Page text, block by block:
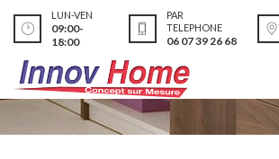
LUN-VEN
09:00-
18:00
PAR
TELEPHONE
06 07 39 26 68
Réalisations